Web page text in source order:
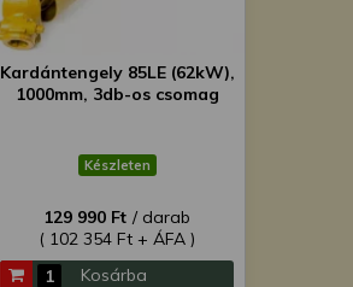
Kardántengely 85LE (62kW),
1000mm, 3db-os csomag
Készleten
129 990 Ft / darab
( 102 354 Ft + ÁFA )
Kosárba